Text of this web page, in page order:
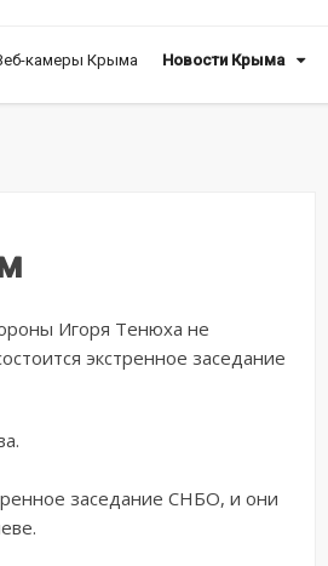
камеры Крыма Новости Крыма
Игоря Тенюха не
экстренное заседание
заседание СНБО, и они